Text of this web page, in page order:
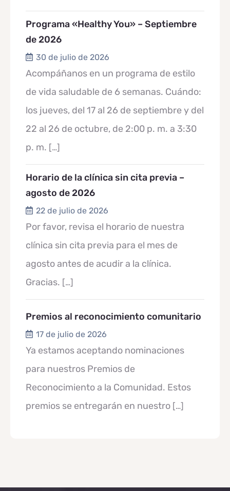
Programa «Healthy You» – Septiembre
de 2026
30 de julio de 2026
Acompáñanos en un programa de estilo
de vida saludable de 6 semanas. Cuándo:
los jueves, del 17 al 26 de septiembre y del
22 al 26 de octubre, de 2:00 p. m. a 3:30
p. m. […]
Horario de la clínica sin cita previa –
agosto de 2026
22 de julio de 2026
Por favor, revisa el horario de nuestra
clínica sin cita previa para el mes de
agosto antes de acudir a la clínica.
Gracias. […]
Premios al reconocimiento comunitario
17 de julio de 2026
Ya estamos aceptando nominaciones
para nuestros Premios de
Reconocimiento a la Comunidad. Estos
premios se entregarán en nuestro […]